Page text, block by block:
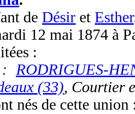
de Désir et Esther
12 mai 1874 à
:
RODRIGUES-
(33), Courtier
nés de cette union